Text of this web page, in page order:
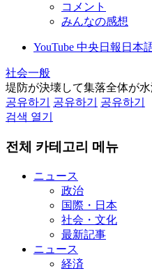
コメント
みんなの感想
YouTube 中央日報日本
社会一般
堤防が決壊して集落全体が
공유하기
공유하기
공유하기
검색 열기
전체 카테고리 메뉴
ニュース
政治
国際・日本
社会・文化
最新記事
ニュース
経済